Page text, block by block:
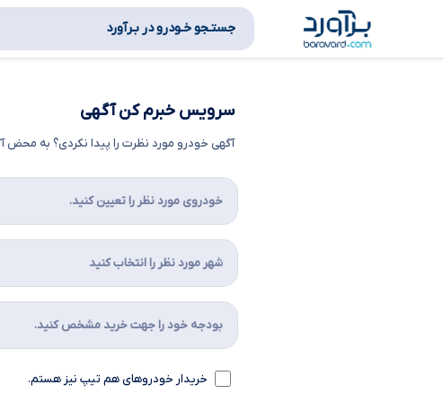
جستـجو خـودرو در بـرآورد
سرویس خبرم کن آگهی
آگهی خودرو مورد نظرت را پیدا نکردی؟ به
خریدار خودروهای هم تیپ نیز هستم.